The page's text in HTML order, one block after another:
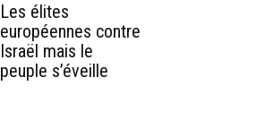
Les élites
européennes contre
Israël mais le
peuple s’éveille